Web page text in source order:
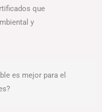
que
y
es mejor para el